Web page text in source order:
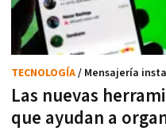
Las nuevas
que ayudan a
TECNOLOGÍA/ Mensajería